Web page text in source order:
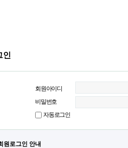
인
회원아이디
비밀번호
자동로그인
원로그인 안내